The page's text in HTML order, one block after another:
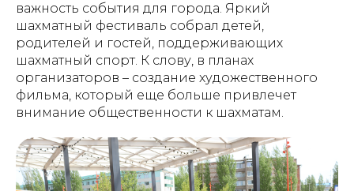
важность события для города. Яркий
шахматный фестиваль собрал детей,
родителей и гостей, поддерживающих
шахматный спорт. К слову, в планах
организаторов – создание художественного
фильма, который еще больше привлечет
внимание общественности к шахматам.